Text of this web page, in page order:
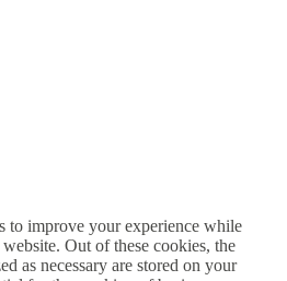
to improve your experience while
Out of these cookies, the
as necessary are stored on your